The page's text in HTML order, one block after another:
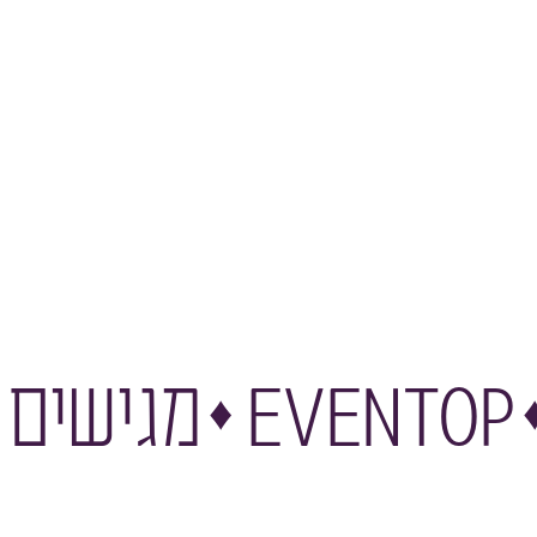
כבוד♦
eventop